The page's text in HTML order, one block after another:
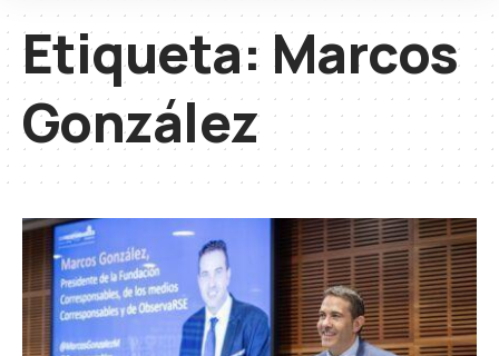
Etiqueta: Marcos
González